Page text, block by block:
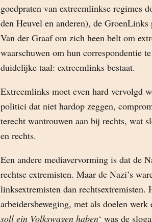
goedpraten van extreemlinkse regimes
den Heuvel en anderen), de
Van der Graaf om zich heen belt om
waarschuwen om hun correspondentie
duidelijke taal: extreemlinks bestaat.
Extreemlinks moet even hard vervolgd
politici dat niet hardop zeggen,
terecht wantrouwen aan bij rechts, wat
en rechts.
Een andere mediavervorming is dat de
rechtse extremisten. Maar de Nazi’s
linksextremisten dan rechtsextremisten.
arbeidersbeweging, met als doelen werk
soll ein Volkswagen haben‘ was de